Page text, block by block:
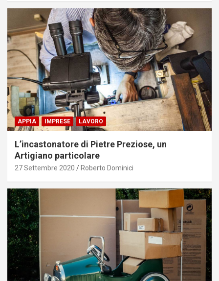
APPIA IMPRESE LAVORO
L’incastonatore di Pietre Preziose, un
Artigiano particolare
27 Settembre 2020 Roberto Dominici